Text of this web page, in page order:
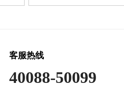
客服热线
40088-50099